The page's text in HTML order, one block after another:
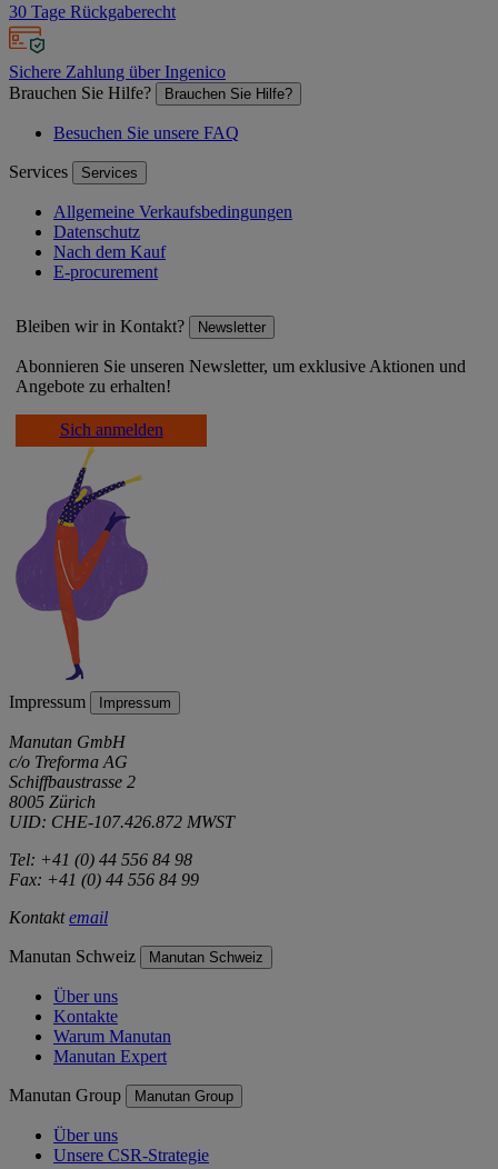
30 Tage Rückgaberecht
Sichere Zahlung über Ingenico
Brauchen Sie Hilfe?
Brauchen Sie Hilfe?
Besuchen Sie unsere FAQ
Services Services
Allgemeine Verkaufsbedingungen
Datenschutz
Nach dem Kauf
E-procurement
Bleiben wir in Kontakt? Newsletter
Abonnieren Sie unseren Newsletter, um exklusive Aktionen und
Angebote zu erhalten!
Sich anmelden
Impressum Impressum
Manutan GmbH
c/o Treforma AG
Schiffbaustrasse 2
8005 Zürich
UID: CHE-107.426.872 MWST
Tel: +41 (0) 44 556 84 98
Fax: +41 (0) 44 556 84 99
Kontaktemail
Manutan Schweiz Manutan Schweiz
Über uns
Kontakte
Warum Manutan
Manutan Expert
Manutan Group Manutan Group
Über uns
Unsere CSR-Strategie